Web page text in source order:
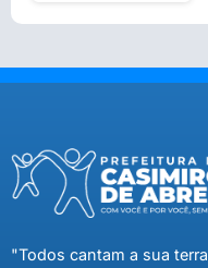
"Todos cantam a sua terra